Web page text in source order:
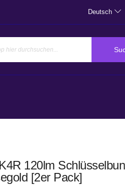
Deutsch
120lm
[2er Pack]